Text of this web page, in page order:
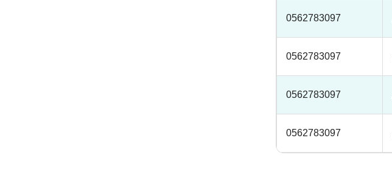
0562783097
0562783097
0562783097
0562783097